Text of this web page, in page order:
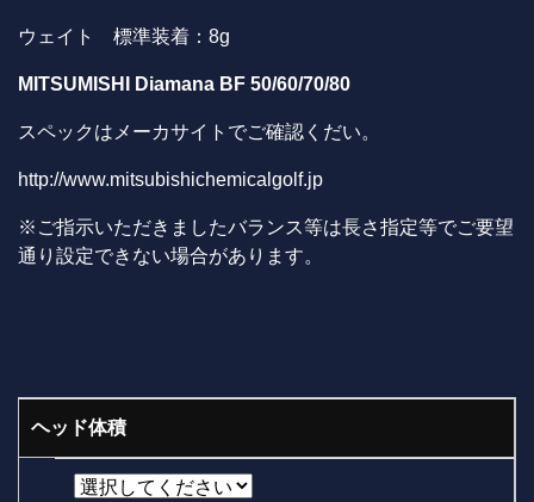
ウェイト 標準装着：8g
MITSUMISHI Diamana BF 50/60/70/80
スペックはメーカサイトでご確認くだい。
http://www.mitsubishichemicalgolf.jp
※ご指示いただきましたバランス等は長さ指定等でご要望
通り設定できない場合があります。
ヘッド体積